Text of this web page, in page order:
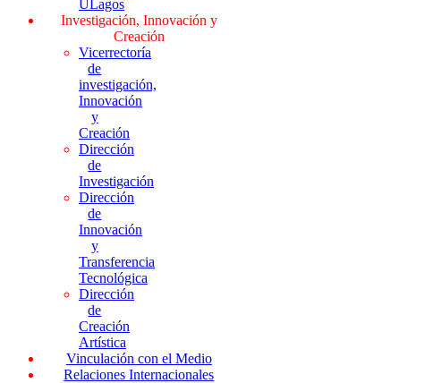
ULagos
Investigación, Innovación y
Creación
Vicerrectoría
de
investigación,
Innovación
y
Creación
Dirección
de
Investigación
Dirección
de
Innovación
y
Transferencia
Tecnológica
Dirección
de
Creación
Artística
Vinculación con el Medio
Relaciones Internacionales